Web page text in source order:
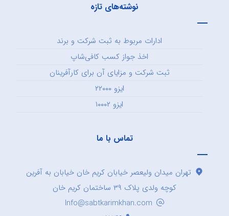
نوشته‌های تازه
ادارات مربوط به ثبت شرکت و برند
اخذ جواز کسب کافی‌شاپ
ثبت شرکت و مزایای آن برای کارآفرینان
ایزو ۲۲۰۰۰
ایزو ۱۰۰۰۲
تماس با ما
تهران میدان ولیعصر خیابان کریم خان خیابان به آفرین
کوچه ولدی پلاک ۳۹ ساختمان کریم خان
Info@sabtkarimkhan.com